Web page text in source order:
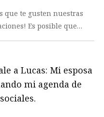
que te gusten nuestras
posible que
a Lucas: Mi esposa
mi agenda de